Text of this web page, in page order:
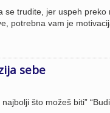
trudite, jer uspeh
potrebna vam je
sebe
što možeš biti”